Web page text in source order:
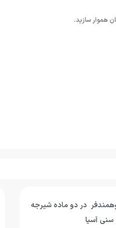
هموار سازید.
در دو ماده شیرجه
آسیا